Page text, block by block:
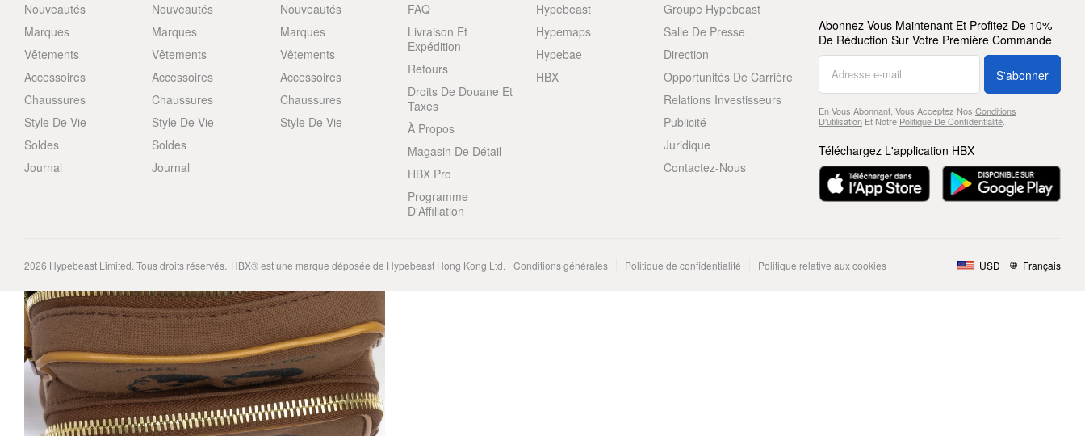
Nouveautés
Marques
Vêtements
Accessoires
Chaussures
Style De Vie
Soldes
Journal
Nouveautés
Marques
Vêtements
Accessoires
Chaussures
Style De Vie
Soldes
Journal
Nouveautés
Marques
Vêtements
Accessoires
Chaussures
Style De Vie
FAQ
Livraison Et
Expédition
Retours
Droits De Douane Et
Taxes
À Propos
Magasin De Détail
HBX Pro
Programme
D'Affiliation
Hypebeast
Hypemaps
Hypebae
HBX
Groupe Hypebeast
Salle De Presse
Direction
Opportunités De Carrière
Relations Investisseurs
Publicité
Juridique
Contactez-Nous
Abonnez-Vous Maintenant Et Profitez De 10%
De Réduction Sur Votre Première Commande
S'abonner
En Vous Abonnant, Vous Acceptez Nos Conditions
D'utilisationEt Notre Politique De Confidentialité.
Téléchargez L'application HBX
2026 Hypebeast Limited. Tous droits réservés. HBX® est une marque déposée de Hypebeast Hong Kong Ltd. Conditions générales Politique de confidentialité Politique relative aux cookies USD Français